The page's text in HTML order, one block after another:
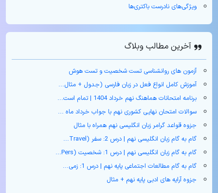
ویژگی‌های نادرست باکتری‌ها
آخرین مطالب وبلاگ
آزمون های روانشناسی تست شخصیت و تست هوش
آموزش کامل انواع فعل در زبان فارسی (جدول + مثال‌...
برنامه امتحانات هماهنگ نهم خرداد 1404 | تمام است...
سوالات امتحان نهایی کشوری نهم با جواب خرداد ماه ...
جزوه قواعد گرامر زبان انگلیسی نهم همراه با مثال
گام به گام زبان انگلیسی نهم | درس 2: سفر (Travel...
گام به گام زبان انگلیسی نهم | درس 1: شخصیت (Pers...
گام به گام مطالعات اجتماعی پایه نهم | درس 1: زمی...
جزوه آرایه های ادبی پایه نهم + مثال